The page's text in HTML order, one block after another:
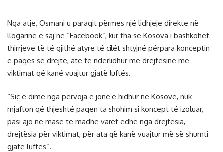
Nga atje, Osmani u paraqit përmes një lidhjeje direkte në
llogarinë e saj në “Facebook”, kur tha se Kosova i bashkohet
thirrjeve të të gjithë atyre të cilët shtyjnë përpara konceptin
e paqes së drejtë, atë të ndërlidhur me drejtësinë me
viktimat që kanë vuajtur gjatë luftës.
“Siç e dimë nga përvoja e jonë e hidhur në Kosovë, nuk
mjafton që thjeshtë paqen ta shohim si koncept të izoluar,
pasi ajo në masë të madhe varet edhe nga drejtësia,
drejtësia për viktimat, për ata që kanë vuajtur më së shumti
gjatë luftës”.